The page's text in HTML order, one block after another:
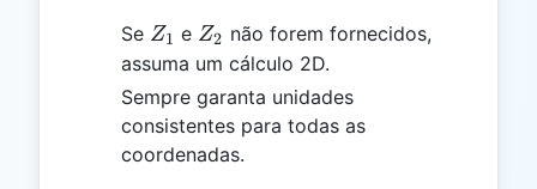
Se Z₁
Z1 e Z₂
Z2 não forem fornecidos,
assuma um cálculo 2D.
Sempre garanta unidades
consistentes para todas as
coordenadas.